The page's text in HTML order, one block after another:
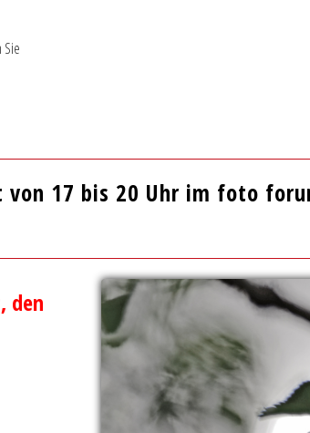
17 bis 20 Uhr im foto
den